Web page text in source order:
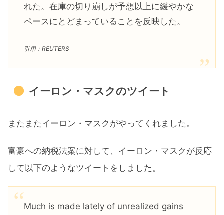
れた。在庫の切り崩しが予想以上に緩やかな
ペースにとどまっていることを反映した。
引用：REUTERS
イーロン・マスクのツイート
またまたイーロン・マスクがやってくれました。
富豪への納税法案に対して、イーロン・マスクが反応
して以下のようなツイートをしました。
Much is made lately of unrealized gains